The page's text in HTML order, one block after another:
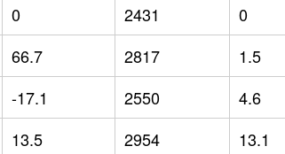
0 2431 0
66.7 2817 1.5
-17.1 2550 4.6
13.5 2954 13.1